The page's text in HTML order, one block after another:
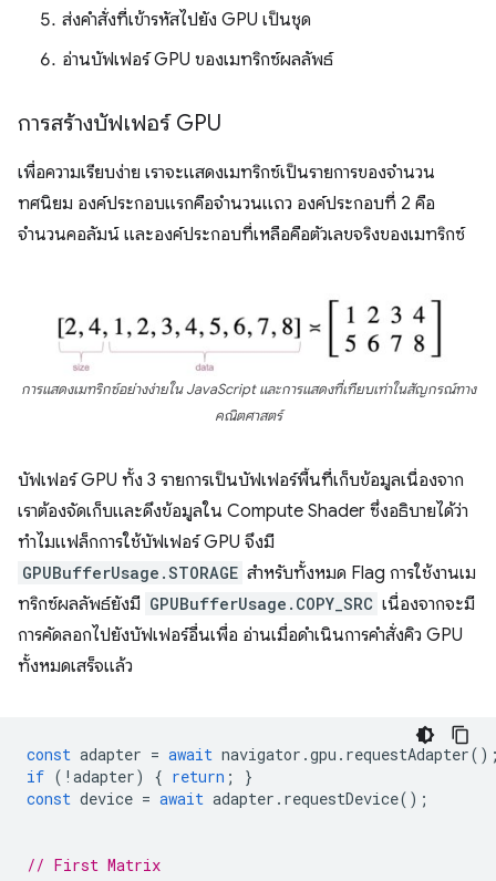
ส่งคำสั่งที่เข้ารหัสไปยัง GPU เป็นชุด
อ่านบัฟเฟอร์ GPU ของเมทริกซ์ผลลัพธ์
การสร้างบัฟเฟอร์ GPU
เพื่อความเรียบง่าย เราจะแสดงเมทริกซ์เป็นรายการของจำนวน
ทศนิยม องค์ประกอบแรกคือจำนวนแถว องค์ประกอบที่ 2 คือ
จำนวนคอลัมน์ และองค์ประกอบที่เหลือคือตัวเลขจริงของเมทริกซ์
การแสดงเมทริกซ์อย่างง่ายใน JavaScript และการแสดงที่เทียบเท่าในสัญกรณ์ทาง
คณิตศาสตร์
บัฟเฟอร์ GPU ทั้ง 3 รายการเป็นบัฟเฟอร์พื้นที่เก็บข้อมูลเนื่องจาก
เราต้องจัดเก็บและดึงข้อมูลใน Compute Shader ซึ่งอธิบายได้ว่า
ทำไมแฟล็กการใช้บัฟเฟอร์ GPU จึงมี
GPUBufferUsage.STORAGE สำหรับทั้งหมด Flag การใช้งานเม
ทริกซ์ผลลัพธ์ยังมี GPUBufferUsage.COPY_SRC เนื่องจากจะมี
การคัดลอกไปยังบัฟเฟอร์อื่นเพื่อ อ่านเมื่อดำเนินการคำสั่งคิว GPU
ทั้งหมดเสร็จแล้ว
const adapter = await navigator .gpu . requestAdapter
if ( ! adapter) { return ;
}
const device = await adapter . requestDevice();
// First Matrix